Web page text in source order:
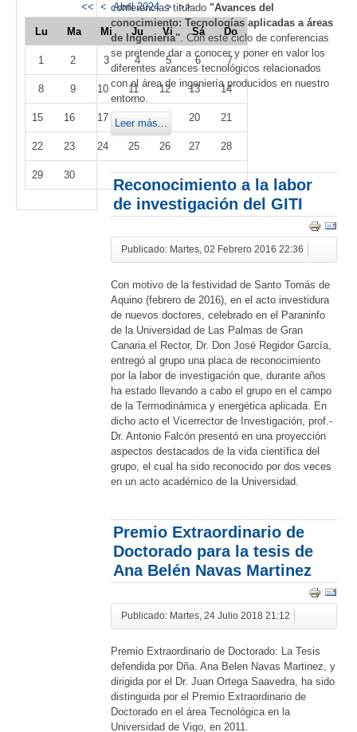
<< < Abril 2024 > >>
Lu Ma Mi Ju Vi Sá Do
1 2 3 4 5 6 7
8 9 10 11 12 13 14
15 16 17 20 21
22 23 24 25 26 27 28
29 30
conferencias titulado "Avances del
conocimiento: Tecnologías aplicadas a áreas
de Ingeniería". Con este ciclo de conferencias
se pretende dar a conocer y poner en valor los
diferentes avances tecnológicos relacionados
con el área de ingeniería producidos en nuestro
entorno.
Leer más...
Reconocimiento a la labor
de investigación del GITI
Publicado: Martes, 02 Febrero 2016 22:36
Con motivo de la festividad de Santo Tomás de
Aquino (febrero de 2016), en el acto investidura
de nuevos doctores, celebrado en el Paraninfo
de la Universidad de Las Palmas de Gran
Canaria el Rector, Dr. Don José Regidor García,
entregó al grupo una placa de reconocimiento
por la labor de investigación que, durante años
ha estado llevando a cabo el grupo en el campo
de la Termodinámica y energética aplicada. En
dicho acto el Vicerrector de Investigación, prof.-
Dr. Antonio Falcón presentó en una proyección
aspectos destacados de la vida científica del
grupo, el cual ha sido reconocido por dos veces
en un acto académico de la Universidad.
Premio Extraordinario de
Doctorado para la tesis de
Ana Belén Navas Martinez
Publicado: Martes, 24 Julio 2018 21:12
Premio Extraordinario de Doctorado: La Tesis
defendida por Dña. Ana Belen Navas Martinez, y
dirigida por el Dr. Juan Ortega Saavedra, ha sido
distinguida por el Premio Extraordinario de
Doctorado en el área Tecnológica en la
Universidad de Vigo, en 2011.